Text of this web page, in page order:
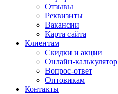
Отзывы
Реквизиты
Вакансии
Карта сайта
Клиентам
Скидки и акции
Онлайн-калькулятор
Вопрос-ответ
Оптовикам
Контакты